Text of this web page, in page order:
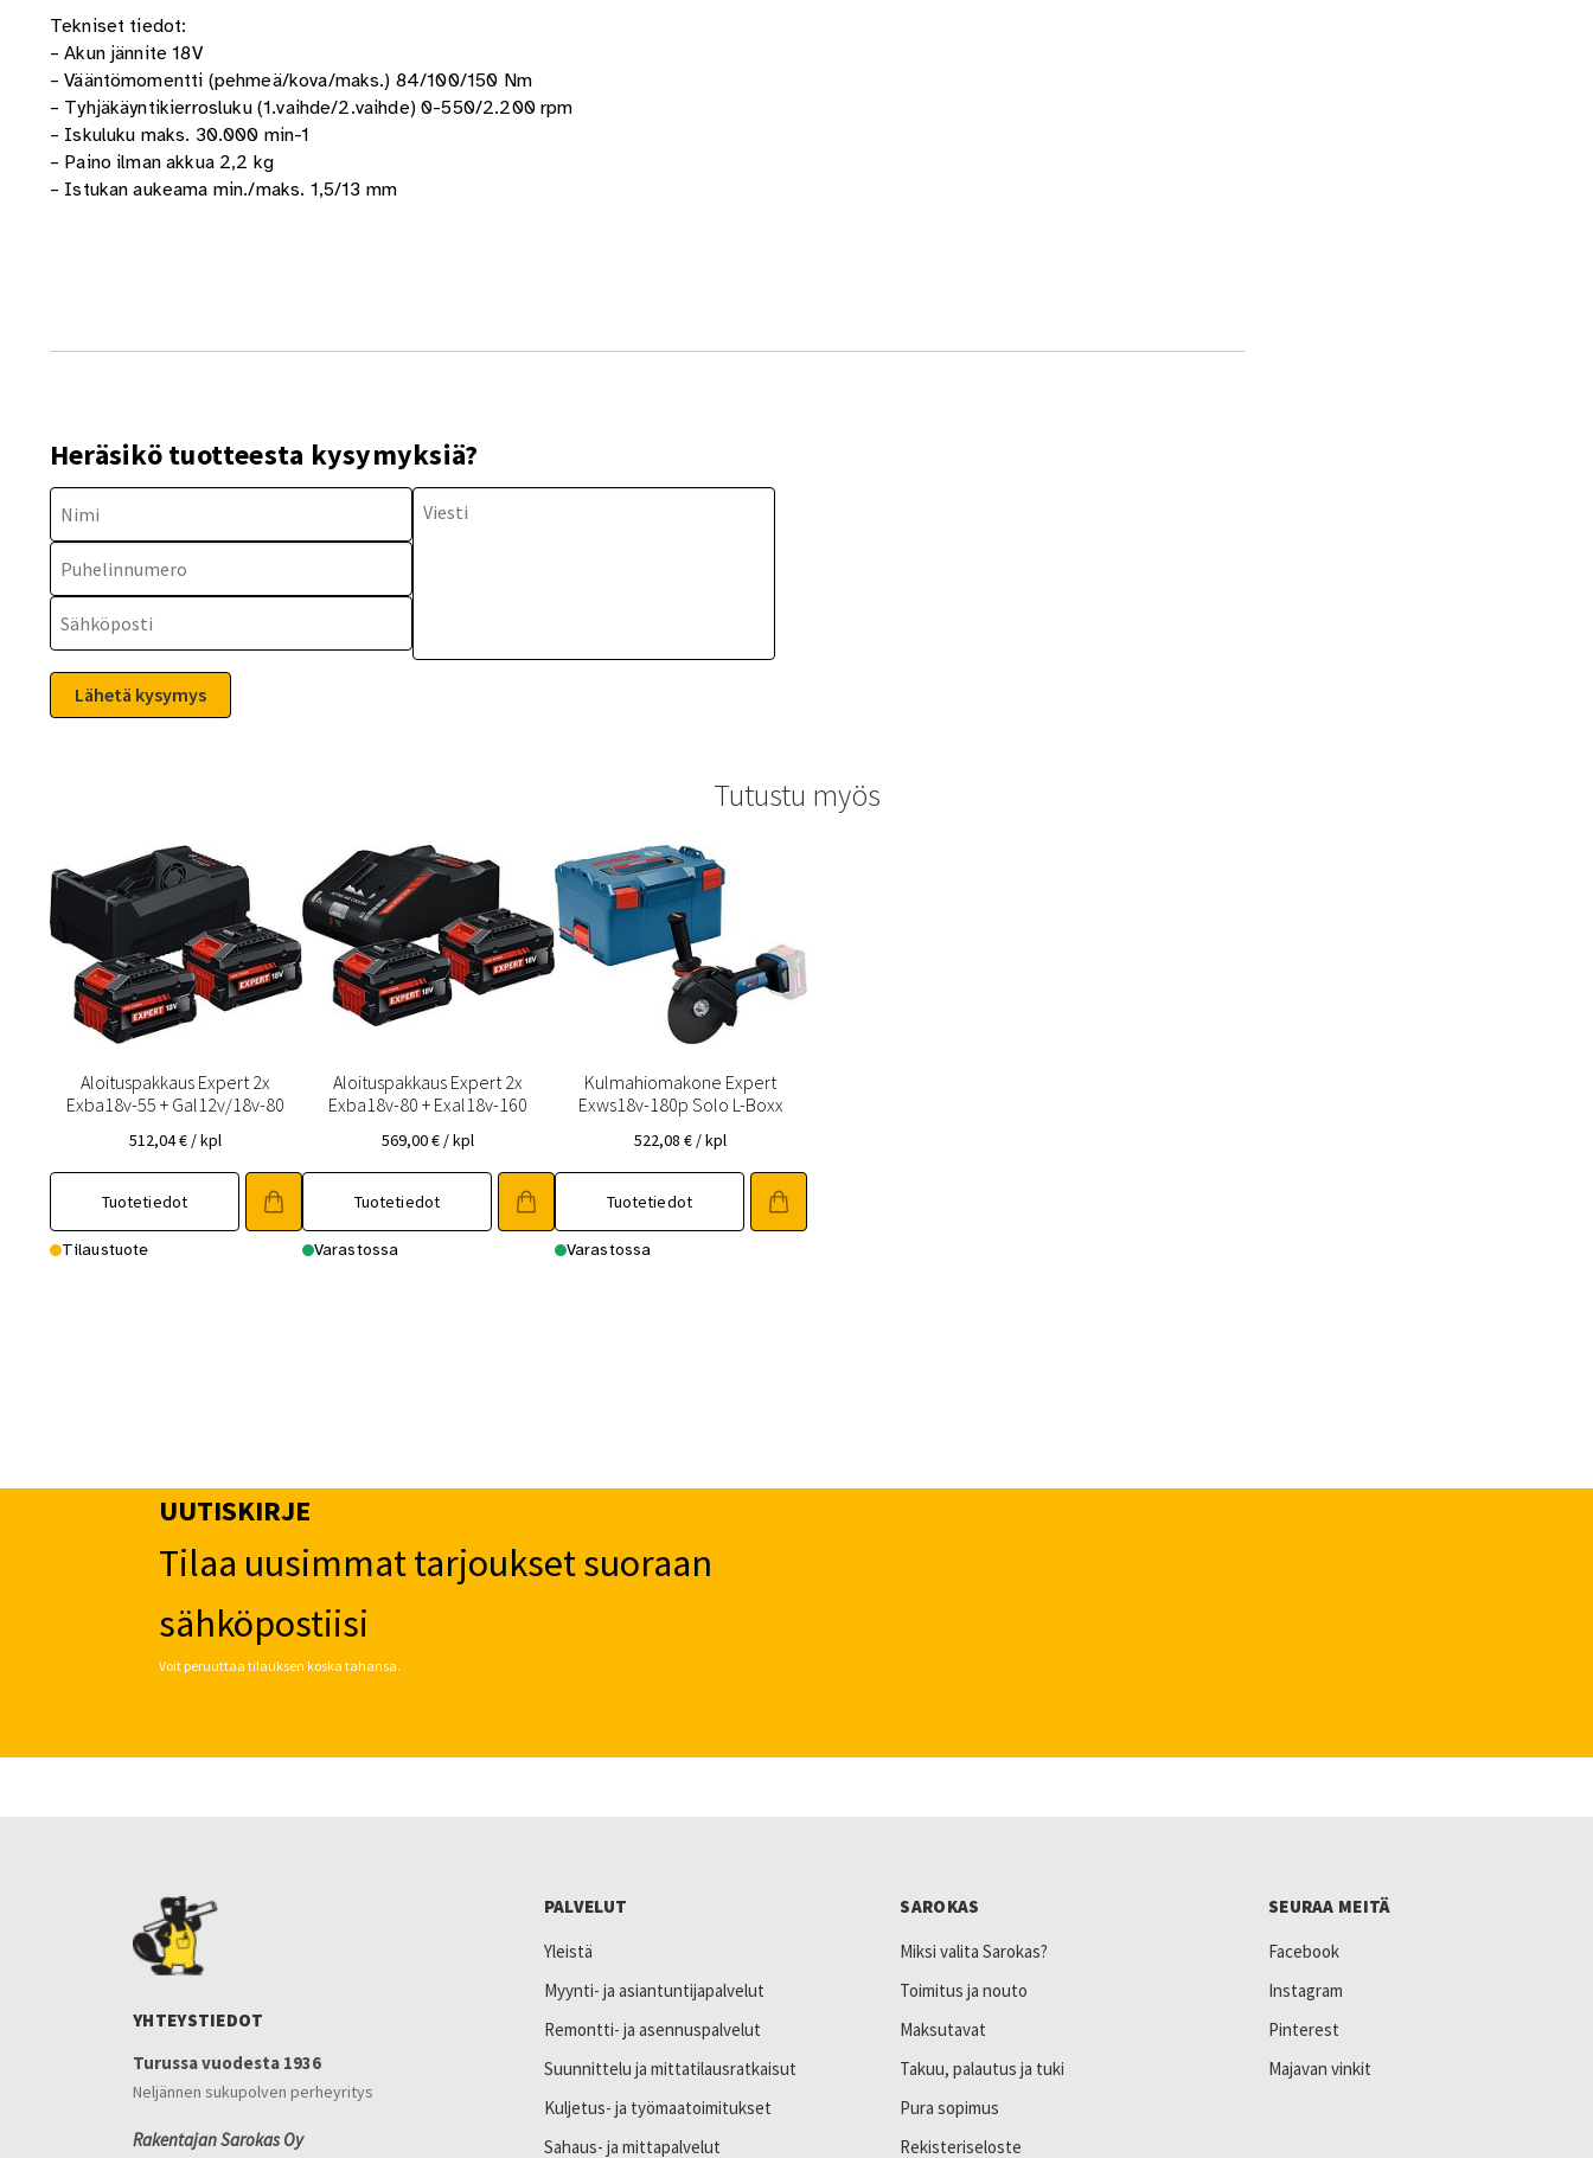
Tekniset tiedot:
– Akun jännite 18V
– Vääntömomentti (pehmeä/kova/maks.) 84/100/150 Nm
– Tyhjäkäyntikierrosluku (1.vaihde/2.vaihde) 0-550/2.200 rpm
– Iskuluku maks. 30.000 min-1
– Paino ilman akkua 2,2 kg
– Istukan aukeama min./maks. 1,5/13 mm
Heräsikö tuotteesta kysymyksiä?
Tutustu myös
Aloituspakkaus Expert 2x
Exba18v-55 + Gal12v/18v-80
512,04€ / kpl
Tuotetiedot
Tilaustuote
Aloituspakkaus Expert 2x
Exba18v-80 + Exal18v-160
569,00€ / kpl
Tuotetiedot
Varastossa
Kulmahiomakone Expert
Exws18v-180p Solo L-Boxx
522,08€ / kpl
Tuotetiedot
Varastossa
UUTISKIRJE
Tilaa uusimmat tarjoukset suoraan
sähköpostiisi
Voit peruuttaa tilauksen koska tahansa.
YHTEYSTIEDOT
Turussa vuodesta 1936
Neljännen sukupolven perheyritys
Rakentajan Sarokas Oy
PALVELUT
Yleistä
Myynti- ja asiantuntijapalvelut
Remontti- ja asennuspalvelut
Suunnittelu ja mittatilausratkaisut
Kuljetus- ja työmaatoimitukset
Sahaus- ja mittapalvelut
SAROKAS
Miksi valita Sarokas?
Toimitus ja nouto
Maksutavat
Takuu, palautus ja tuki
Pura sopimus
Rekisteriseloste
SEURAA MEITÄ
Facebook
Instagram
Pinterest
Majavan vinkit